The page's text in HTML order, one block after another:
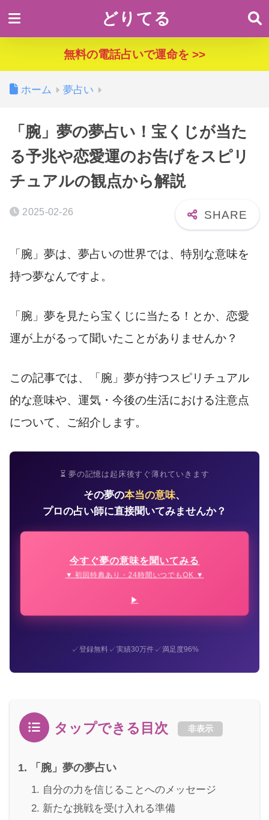
どりてる
無料の電話占いで運命を >>
ホーム 夢占い
「腕」夢の夢占い！宝くじが当た
る予兆や恋愛運のお告げをスピリ
チュアルの観点から解説
2025-02-26
「腕」夢は、夢占いの世界では、特別な意味を
持つ夢なんですよ。
「腕」夢を見たら宝くじに当たる！とか、恋愛
運が上がるって聞いたことがありませんか？
この記事では、「腕」夢が持つスピリチュアル
的な意味や、運気・今後の生活における注意点
について、ご紹介します。
⏳ 夢の記憶は起床後すぐ薄れていきます
その夢の本当の意味、
プロの占い師に直接聞いてみませんか？
今すぐ夢の意味を聞いてみる
▼ 初回特典あり・24時間いつでもOK ▼
✓登録無料✓実績30万件✓満足度96%
タップできる目次 非表示
「腕」夢の夢占い
自分の力を信じることへのメッセージ
新たな挑戦を受け入れる準備